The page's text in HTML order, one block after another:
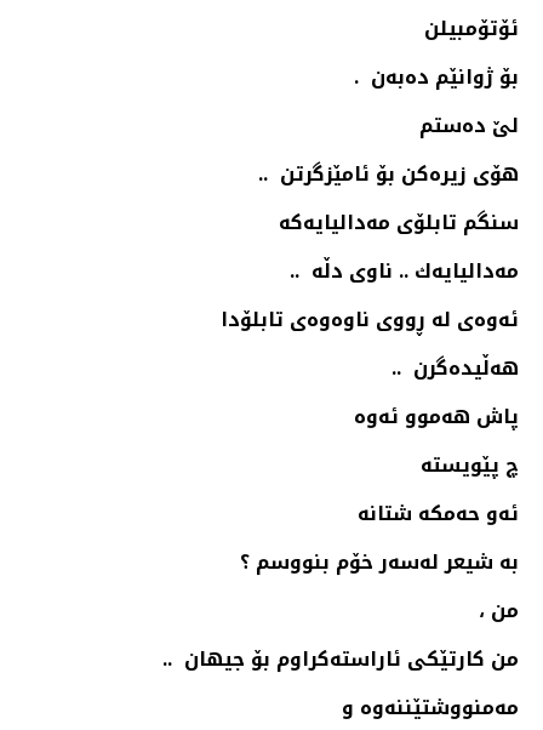
ئۆتۆمبیلن
بۆ ژوانێم دەبەن .
لێ دەستم
هۆی زیرەكن بۆ ئامێزگرتن ..
سنگم تابلۆی مەدالیایەكە
مەدالیایەك .. ناوی دڵە ..
ئەوەی لە ڕووی ناوەوەی تابلۆدا
هەڵیدەگرن ..
پاش هەموو ئەوە
چ پێویستە
ئەو حەمكە شتانە
بە شیعر لەسەر خۆم بنووسم ؟
من ،
من كارتێكی ئاراستەكراوم بۆ جیهان ..
مەمنووشتێننەوە و